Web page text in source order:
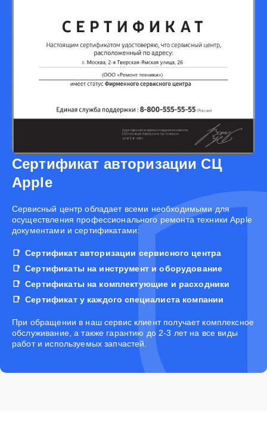
Сертификат авторизации СЦ
Apple
Cервисный центр обладает всеми необходимыми для
осуществления профессионального ремонта техники Apple
документами и сертификатами:
Сертификат авторизации сервисного центра
Сертификаты на инструмент и оборудование
Сертификаты на комплектующие и расходники
Сертификат у каждого специалиста компании
При обращении в наш сервис клиент получает комплексное
обслуживание, а также гарантию до 2-3 лет на все виды
работ и используемых запчастей.